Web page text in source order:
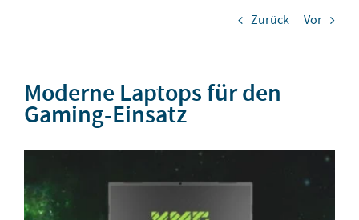
Zurück Vor
Moderne Laptops für den
Gaming-Einsatz